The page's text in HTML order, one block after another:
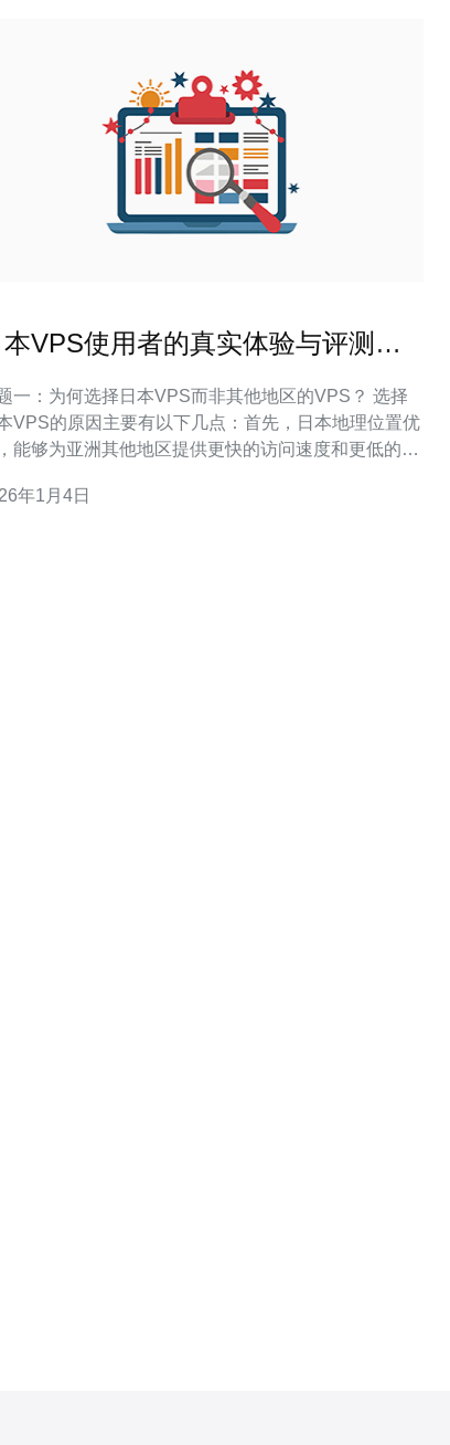
本VPS使用者的真实体验与评测分
一：为何选择日本VPS而非其他地区的VPS？ 选择
VPS的原因主要有以下几点：首先，日本地理位置优
能够为亚洲其他地区提供更快的访问速度和更低的延
务和高带宽。此外，日本的法律环境相对宽松，适合
年1月4日